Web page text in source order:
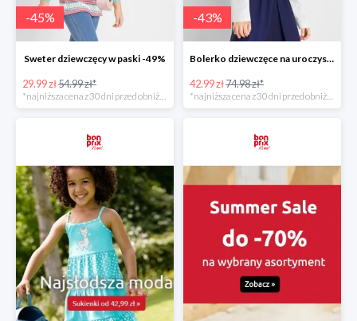
-45%
Sweter dziewczęcy w paski -49%
29.99 zł54.99 zł*
*najniższa cena z 30 dni przed obniżką
-43%
Bolerko dziewczęce na uroczyste okazje -49%
42.99 zł74.98 zł*
*najniższa cena z 30 dni przed obniżką